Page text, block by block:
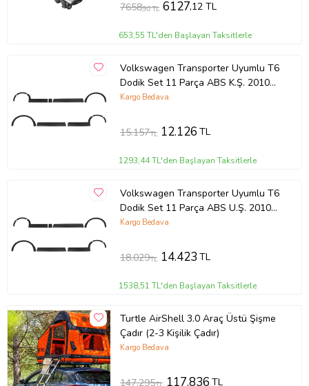
7658,90 TL 6127,12 TL
653,55 TL'den Başlayan Taksitlerle
Volkswagen Transporter Uyumlu T6
Dodik Set 11 Parça ABS K.Ş. 2010
2014 Model Aras
Kargo Bedava
15.157TL 12.126TL
1293,44 TL'den Başlayan Taksitlerle
Volkswagen Transporter Uyumlu T6
Dodik Set 11 Parça ABS U.Ş. 2010
2014 Model Arası
Kargo Bedava
18.029TL 14.423TL
1538,51 TL'den Başlayan Taksitlerle
Turtle AirShell 3.0 Araç Üstü Şişme
Çadır (2-3 Kişilik Çadır)
Kargo Bedava
147.295 117.836TL